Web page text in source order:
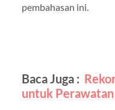
pembahasan ini.
Baca Juga :
untuk